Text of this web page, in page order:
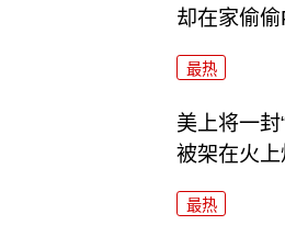
却在家偷偷
最热
美上将一封
被架在火上
最热